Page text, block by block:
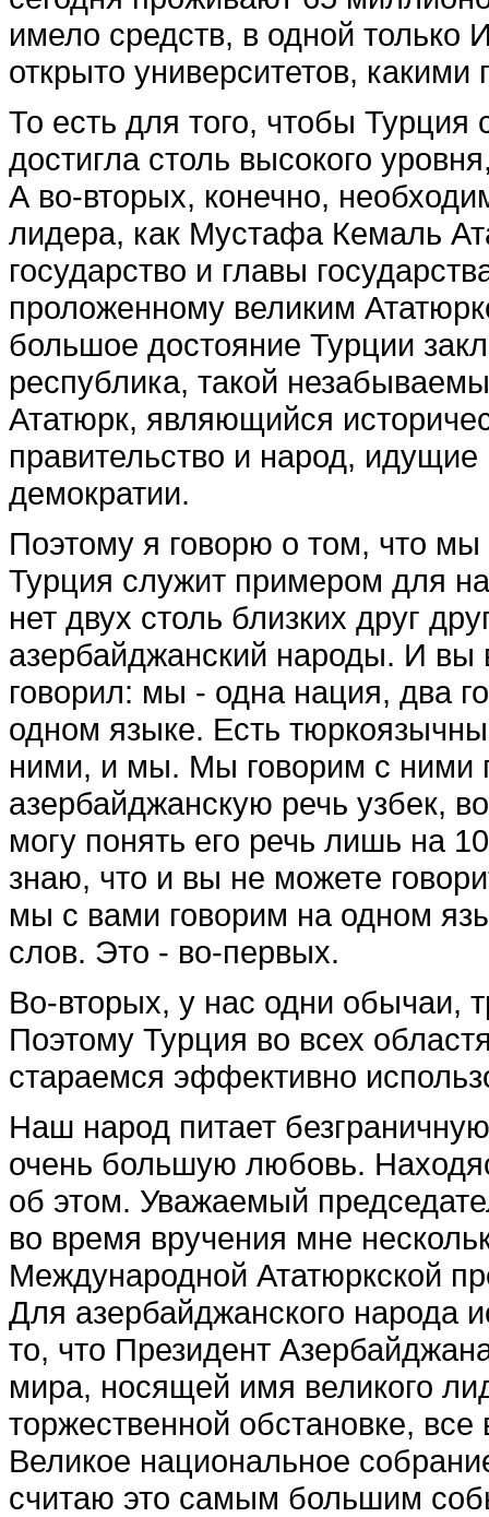
имело средств, в одной только
открыто университетов,
То есть для того, чтобы
достигла столь высокого
А во-вторых, конечно,
лидера, как Мустафа Кемаль
государство и главы
проложенному великим
большое достояние Турции
республика, такой
Ататюрк, являющийся
правительство и народ,
демократии.
Поэтому я говорю о том, что
Турция служит примером для
нет двух столь близких друг
азербайджанский народы. И вы
говорил: мы - одна нация, два
одном языке. Есть
ними, и мы. Мы говорим с ними
азербайджанскую речь узбек,
могу понять его речь лишь на
знаю, что и вы не можете
мы с вами говорим на одном
слов. Это - во-первых.
Во-вторых, у нас одни обычаи,
Поэтому Турция во всех
стараемся эффективно
Наш народ питает
очень большую любовь.
об этом. Уважаемый
во время вручения мне
Международной Ататюркской
Для азербайджанского народа
то, что Президент
мира, носящей имя великого
торжественной обстановке,
Великое национальное
считаю это самым большим